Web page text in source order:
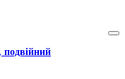
подвійний